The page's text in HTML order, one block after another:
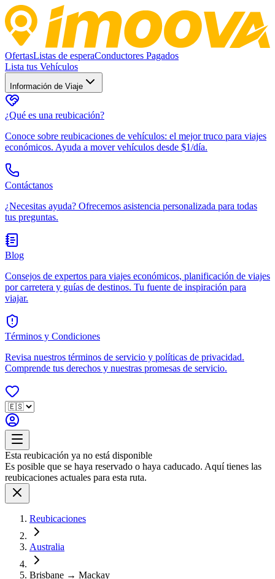
OfertasListas de esperaConductores Pagados
Lista tus Vehículos
Información de Viaje
¿Qué es una reubicación?
Conoce sobre reubicaciones de vehículos: el mejor truco para viajes
económicos. Ayuda a mover vehículos desde $1/día.
Contáctanos
¿Necesitas ayuda? Ofrecemos asistencia personalizada para todas
tus preguntas.
Blog
Consejos de expertos para viajes económicos, planificación de viajes
por carretera y guías de destinos. Tu fuente de inspiración para
viajar.
Términos y Condiciones
Revisa nuestros términos de servicio y políticas de privacidad.
Comprende tus derechos y nuestras promesas de servicio.
Esta reubicación ya no está disponible
Es posible que se haya reservado o haya caducado. Aquí tienes las
reubicaciones actuales para esta ruta.
Reubicaciones
Australia
Brisbane → Mackay